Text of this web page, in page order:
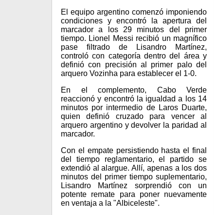
El equipo argentino comenzó imponiendo
condiciones y encontró la apertura del
marcador a los 29 minutos del primer
tiempo. Lionel Messi recibió un magnífico
pase filtrado de Lisandro Martínez,
controló con categoría dentro del área y
definió con precisión al primer palo del
arquero Vozinha para establecer el 1-0.
En el complemento, Cabo Verde
reaccionó y encontró la igualdad a los 14
minutos por intermedio de Laros Duarte,
quien definió cruzado para vencer al
arquero argentino y devolver la paridad al
marcador.
Con el empate persistiendo hasta el final
del tiempo reglamentario, el partido se
extendió al alargue. Allí, apenas a los dos
minutos del primer tiempo suplementario,
Lisandro Martínez sorprendió con un
potente remate para poner nuevamente
en ventaja a la "Albiceleste".